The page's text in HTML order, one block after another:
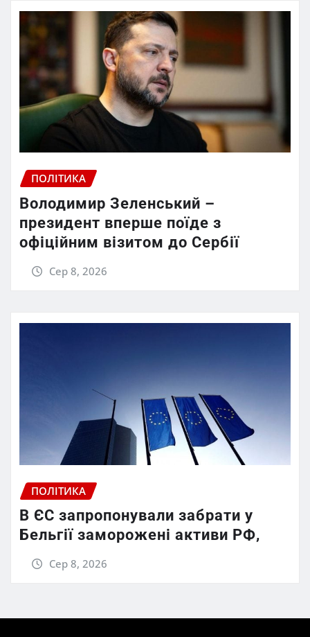
ПОЛІТИКА
Володимир Зеленський –
президент вперше поїде з
офіційним візитом до Сербії
Сер 8, 2026
ПОЛІТИКА
В ЄС запропонували забрати у
Бельгії заморожені активи РФ,
Сер 8, 2026